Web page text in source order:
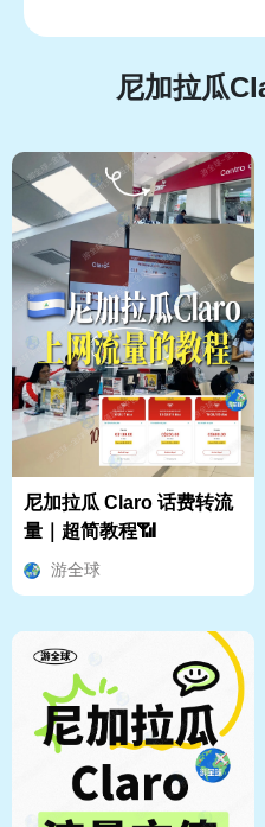
尼加拉瓜
尼加拉瓜 Claro 话费转流
量｜超简教程📶
游全球